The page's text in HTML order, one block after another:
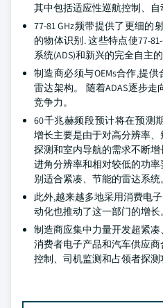
其中包括适应性巡航控制、自
77-81 GHz频带提供了更细的
的物体识别. 这些特点使77-
系统(ADS)和新兴的完全自主
制造商必须与OEMs合作,提
雷达架构。 随着ADAS逐步
竞争力。
60千兆赫频段预计将在预测
增长主要是由于对高分辨率
探测和室内导航的需求不断
进角分辨率和相对较低的功
别适合紧凑、节能的雷达系统。
此外,越来越多地采用消费电
动化也推动了这一部门的增长。
制造商应集中力量开发超紧
消费者电子产品和汽车供应
控制、司机监测和占领者探测